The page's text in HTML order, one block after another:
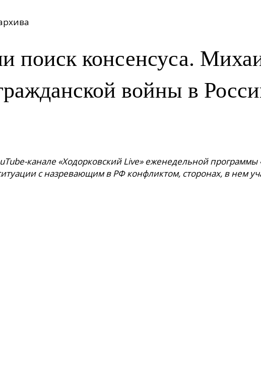
поиск консенсуса.
войны в
канале «Ходорковский Live» еженедельной
с назревающим в РФ конфликтом, сторонах, в нем